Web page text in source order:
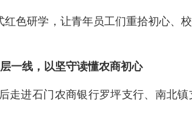
色研学，让青年员工们重拾初心
一线，以坚守读懂农商初心
走进石门农商银行罗坪支行、南北